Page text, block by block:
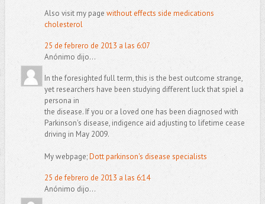
Also visit my page without effects side medications
cholesterol
25 de febrero de 2013 a las 6:07
Anónimo dijo...
In the foresighted full term, this is the best outcome strange,
yet researchers have been studying different luck that spiel a
persona in
the disease. If you or a loved one has been diagnosed with
Parkinson's disease, indigence aid adjusting to lifetime cease
driving in May 2009.
My webpage;Dott parkinson's disease specialists
25 de febrero de 2013 a las 6:14
Anónimo dijo...